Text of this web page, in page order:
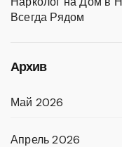
Всегда Рядом
Архив
Май 2026
Апрель 2026